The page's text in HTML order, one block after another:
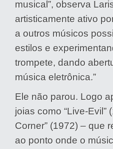
musical”, observa
artisticamente ativo
a outros músicos
estilos e
trompete, dando
música eletrônica.”
Ele não parou. Logo
joias como “Live-Evil”
Corner” (1972) – que
ao ponto onde o